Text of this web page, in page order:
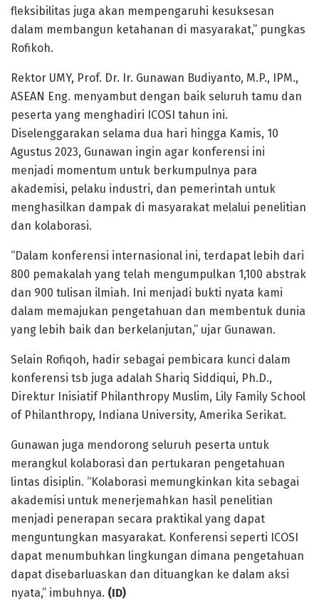
fleksibilitas juga akan mempengaruhi kesuksesan
dalam membangun ketahanan di masyarakat,” pungkas
Rofikoh.
Rektor UMY, Prof. Dr. Ir. Gunawan Budiyanto, M.P., IPM.,
ASEAN Eng. menyambut dengan baik seluruh tamu dan
peserta yang menghadiri ICOSI tahun ini.
Diselenggarakan selama dua hari hingga Kamis, 10
Agustus 2023, Gunawan ingin agar konferensi ini
menjadi momentum untuk berkumpulnya para
akademisi, pelaku industri, dan pemerintah untuk
menghasilkan dampak di masyarakat melalui penelitian
dan kolaborasi.
“Dalam konferensi internasional ini, terdapat lebih dari
800 pemakalah yang telah mengumpulkan 1,100 abstrak
dan 900 tulisan ilmiah. Ini menjadi bukti nyata kami
dalam memajukan pengetahuan dan membentuk dunia
yang lebih baik dan berkelanjutan,” ujar Gunawan.
Selain Rofiqoh, hadir sebagai pembicara kunci dalam
konferensi tsb juga adalah Shariq Siddiqui, Ph.D.,
Direktur Inisiatif Philanthropy Muslim, Lily Family School
of Philanthropy, Indiana University, Amerika Serikat.
Gunawan juga mendorong seluruh peserta untuk
merangkul kolaborasi dan pertukaran pengetahuan
lintas disiplin. “Kolaborasi memungkinkan kita sebagai
akademisi untuk menerjemahkan hasil penelitian
menjadi penerapan secara praktikal yang dapat
menguntungkan masyarakat. Konferensi seperti ICOSI
dapat menumbuhkan lingkungan dimana pengetahuan
dapat disebarluaskan dan dituangkan ke dalam aksi
nyata,” imbuhnya. (ID)